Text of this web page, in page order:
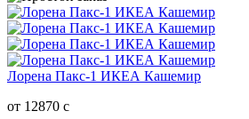
Лорена Пакс-1 ИКЕА Кашемир
от 12870 c